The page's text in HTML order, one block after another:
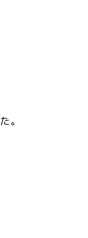
。